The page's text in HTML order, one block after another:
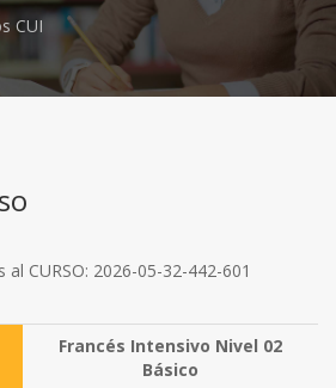
CUI
CURSO: 2026-05-32-442-601
Francés Intensivo Nivel 02
Básico